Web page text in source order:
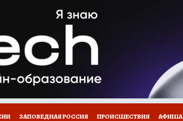
ГИД ПОТРЕБИТЕЛЯ
ЗАПОВЕДНАЯ РОССИЯ ПРОИСШЕСТВИЯ АФИША